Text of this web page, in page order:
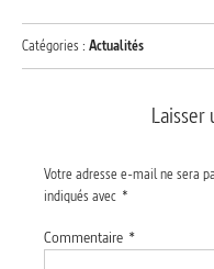
Catégories : Actualités
Votre adresse e-mail ne sera
indiqués avec *
Commentaire *